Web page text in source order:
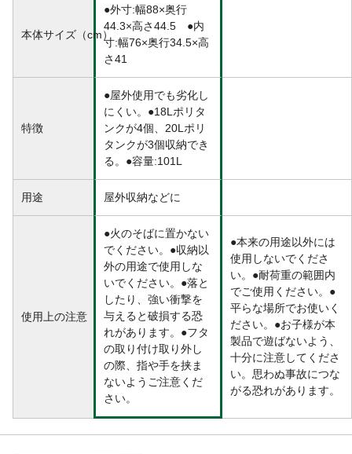
本体サイズ（cm）
●外寸:幅88×奥行
44.3×高さ44.5 ●内
寸:幅76×奥行34.5×高
さ41
特徴
●屋外使用でも劣化し
にくい。●18Lポリタ
ンクが4個、20Lポリ
タンクが3個収納でき
る。●容量:101L
用途 屋外収納などに
使用上の注意
●火のそばに置かない
でください。●収納以
外の用途で使用しな
いでください。●落と
したり、強い衝撃を
与えると破損する恐
れがあります。●フタ
の取り付け取り外し
の際、指や手を挟ま
ないようご注意くだ
さい。
●本来の用途以外には
使用しないでくださ
い。●耐荷重の範囲内
でご使用ください。●
平らな場所でお使いく
ださい。●お子様が本
製品で遊ばないよう、
十分に注意してくださ
い。思わぬ事故につな
がる恐れがあります。